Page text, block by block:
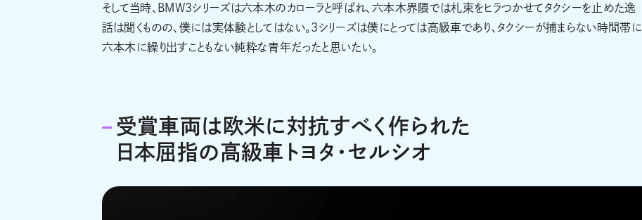
そして当時、BMW3シリーズは六本木のカローラと呼ばれ、六本木界隈では札束をヒラつかせてタクシーを止めた逸
話は聞くものの、僕には実体験としてはない。3シリーズは僕にとっては高級車であり、タクシーが捕まらない時間帯に
六本木に繰り出すこともない純粋な青年だったと思いたい。
受賞車両は欧米に対抗すべく作られた
日本屈指の高級車トヨタ・セルシオ